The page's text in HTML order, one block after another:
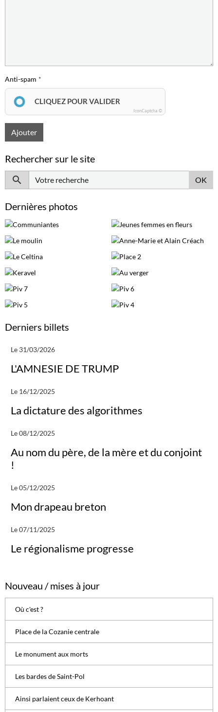
Anti-spam
CLIQUEZ POUR VALIDER
IconCaptcha ©
Ajouter
Rechercher sur le site
OK
Dernières photos
Derniers billets
Le 31/03/2026
L'AMNESIE DE TRUMP
Le 16/12/2025
La dictature des algorithmes
Le 08/12/2025
Au nom du père, de la mère et du conjoint
!
Le 05/12/2025
Mon drapeau breton
Le 07/11/2025
Le régionalisme progresse
Nouveau / mises à jour
Où c'est ?
Place de la Cozanie centrale
Le monument aux morts
Les bardes de Saint-Pol
Ainsi parlaient ceux de Kerhoant